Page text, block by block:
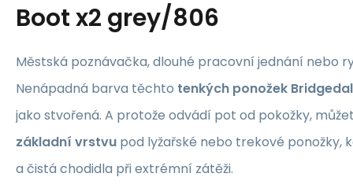
Boot x2 grey/806
Městská poznávačka, dlouhé pracovní jednání nebo
Nenápadná barva těchto tenkých ponožek
jako stvořená. A protože odvádí pot od pokožky,
základní vrstvu pod lyžařské nebo trekové ponožky,
a čistá chodidla při extrémní zátěži.